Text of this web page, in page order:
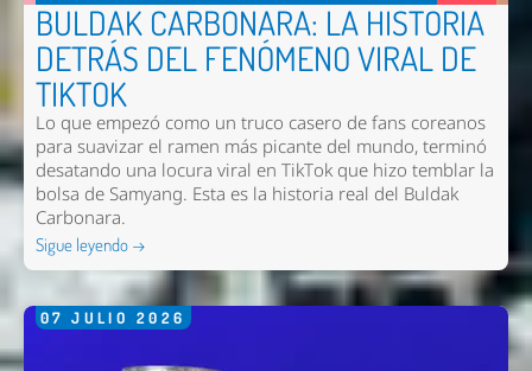
BULDAK CARBONARA: LA HISTORIA
DETRÁS DEL FENÓMENO VIRAL DE
TIKTOK
Lo que empezó como un truco casero de fans coreanos
para suavizar el ramen más picante del mundo, terminó
desatando una locura viral en TikTok que hizo temblar la
bolsa de Samyang. Esta es la historia real del Buldak
Carbonara.
Sigue leyendo →
07 JULIO 2026
Nombre *
Email *
Comentario *